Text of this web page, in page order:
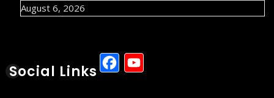
August 6, 2026
Social Links Facebook